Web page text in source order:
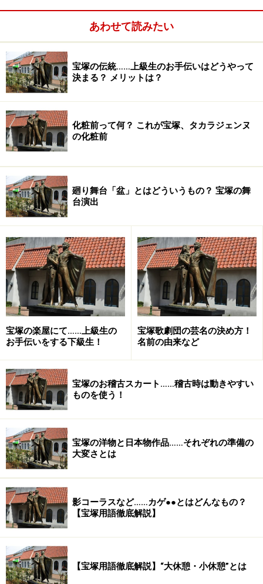
『蝶・恋』『サザンクロス・レビュー・イン・
チャイナ』（第2回中国公演）
2003年 『王家に捧ぐ歌』アムネリス
『永遠の祈り』アンヌ（シアター・ドラマシテ
ィ）
2004年 『１９１４／愛』アデル
『花舞う長安』楊貴妃
塚ホテル）
『長崎しぐれ坂』おしま
ダンちゃんこと檀 れいさん。彼女は「異例」と言われる
り咲き。
月組トップ・真琴つばささん退団後、専科へ移籍し、後
に星組トップ・湖月わたるさんの相手役になりました。
ダンちゃんを語る上で誰もが口に出すのが彼女の「美
貌」。それは、宝塚の娘役の持つ美しさや可憐さには留
まらない艶やかさ、生身の女を感じさせる色香。
そんな彼女は、２度の中国公演では「タン・リー、タ
されました。
また専科時代には、東宝の『極楽町一丁目―嫁姑地獄篇
―』に外部出演するなど、宝塚外にもファンを増やしま
した。
あわせて読みたい
宝塚の伝統……上級生のお手伝いはどうやって
決まる？ メリットは？
化粧前って何？ これが宝塚、タカラジェンヌ
の化粧前
廻り舞台「盆」とはどういうもの？ 宝塚の舞
台演出
宝塚の楽屋にて……上級生の
お手伝いをする下級生！
宝塚歌劇団の芸名の決め方！
名前の由来など
宝塚のお稽古スカート……稽古時は動きやすい
ものを使う！
宝塚の洋物と日本物作品……それぞれの準備の
大変さとは
影コーラスなど……カゲ●●とはどんなもの？
【宝塚用語徹底解説】
【宝塚用語徹底解説】“大休憩・小休憩”とは